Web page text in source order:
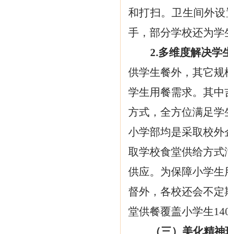
和打扫。卫生间外
手，部分学校还为
2.多维度解决学
供学生餐外，其它
学生用餐需求。其
方式，全方位满足
小学部均是采取校
取学校食堂供给方
供应。为保障小学
督外，各校还会不
堂供餐覆盖小学生
（三）美化精